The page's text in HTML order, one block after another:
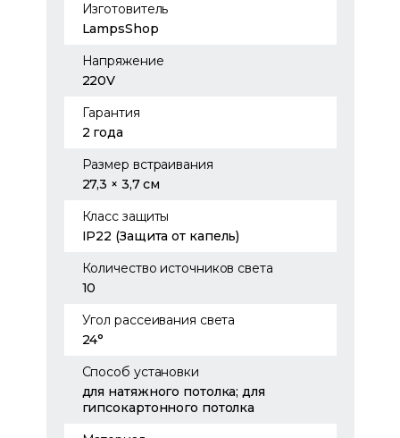
Изготовитель
LampsShop
Напряжение
220V
Гарантия
2 года
Размер встраивания
27,3 × 3,7 см
Класс защиты
IP22 (Защита от капель)
Количество источников света
10
Угол рассеивания света
24°
Способ установки
для натяжного потолка; для
гипсокартонного потолка